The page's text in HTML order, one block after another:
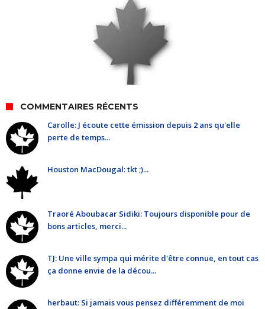
COMMENTAIRES RÉCENTS
Carolle: J écoute cette émission depuis 2 ans qu'elle
perte de temps...
Houston MacDougal: tkt ;)...
Traoré Aboubacar Sidiki: Toujours disponible pour de
bons articles, merci...
TJ: Une ville sympa qui mérite d'être connue, en tout cas
ça donne envie de la décou...
herbaut: Si jamais vous pensez différemment de moi